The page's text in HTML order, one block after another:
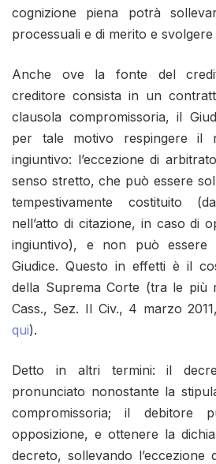
cognizione piena potrà
processuali e di merito e svolgere
Anche ove la fonte del
creditore consista in un
clausola compromissoria, il
per tale motivo respingere il
ingiuntivo: l’eccezione di
senso stretto, che può essere
tempestivamente costituito
nell’atto di citazione, in caso di
ingiuntivo), e non può essere
Giudice. Questo in effetti è il
della Suprema Corte (tra le più
Cass., Sez. II Civ., 4 marzo
qui).
Detto in altri termini: il
pronunciato nonostante la
compromissoria; il debitore
opposizione, e ottenere la
decreto, sollevando